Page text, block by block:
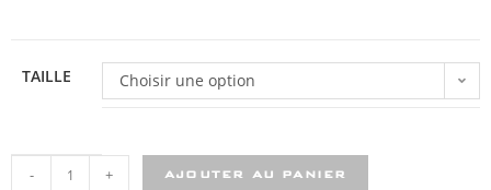
TAILLE Choisir une option
- + AJOUTER AU PANIER